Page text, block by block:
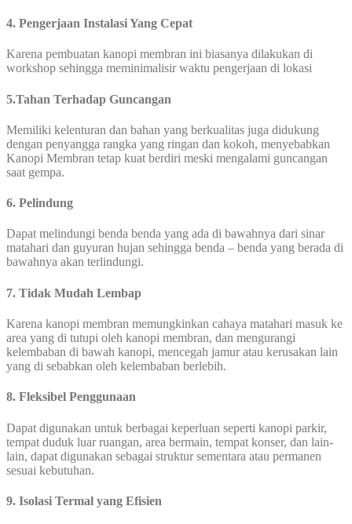
4. Pengerjaan Instalasi Yang Cepat
Karena pembuatan kanopi membran ini biasanya dilakukan di
workshop sehingga meminimalisir waktu pengerjaan di lokasi
5.Tahan Terhadap Guncangan
Memiliki kelenturan dan bahan yang berkualitas juga didukung
dengan penyangga rangka yang ringan dan kokoh, menyebabkan
Kanopi Membran tetap kuat berdiri meski mengalami guncangan
saat gempa.
6. Pelindung
Dapat melindungi benda benda yang ada di bawahnya dari sinar
matahari dan guyuran hujan sehingga benda – benda yang berada di
bawahnya akan terlindungi.
7. Tidak Mudah Lembap
Karena kanopi membran memungkinkan cahaya matahari masuk ke
area yang di tutupi oleh kanopi membran, dan mengurangi
kelembaban di bawah kanopi, mencegah jamur atau kerusakan lain
yang di sebabkan oleh kelembaban berlebih.
8. Fleksibel Penggunaan
Dapat digunakan untuk berbagai keperluan seperti kanopi parkir,
tempat duduk luar ruangan, area bermain, tempat konser, dan lain-
lain, dapat digunakan sebagai struktur sementara atau permanen
sesuai kebutuhan.
9. Isolasi Termal yang Efisien